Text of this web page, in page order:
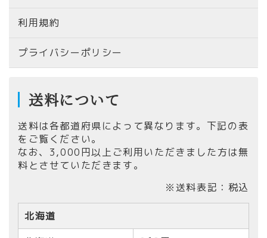
利用規約
プライバシーポリシー
送料について
送料は各都道府県によって異なります。下記の表
をご覧ください。
なお、 3,000円以上ご利用いただきました方は無
料とさせていただきます。
※送料表記：税込
北海道